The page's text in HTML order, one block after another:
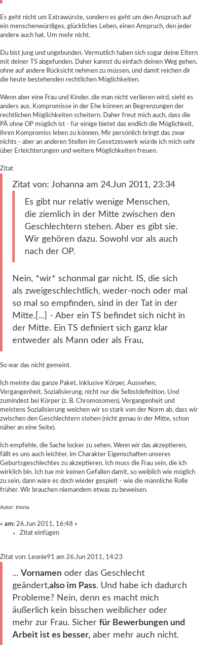
Es geht nicht um Extrawürste, sondern es geht um den Anspruch auf
ein menschenwürdiges, glückliches Leben, einen Anspruch, den jeder
andere auch hat. Um mehr nicht.
Du bist jung und ungebunden. Vermutlich haben sich sogar deine Eltern
mit deiner TS abgefunden. Daher kannst du einfach deinen Weg gehen,
ohne auf andere Rücksicht nehmen zu müssen, und damit reichen dir
die heute bestehenden rechtlichen Möglichkeiten.
Wenn aber eine Frau und Kinder, die man nicht verlieren wird, sieht es
anders aus. Kompromisse in der Ehe können an Begrenzungen der
rechtlichen Möglichkeiten scheitern. Daher freut mich auch, dass die
PÄ ohne OP möglich ist - für einige bietet das endlich die Möglichkeit,
ihren Kompromiss leben zu können. Mir persönlich bringt das zwar
nichts - aber an anderen Stellen im Gesetzeswerk würde ich mich sehr
über Erleichterungen und weitere Möglichkeiten freuen.
Zitat
Zitat von: Johanna am 24.Jun 2011, 23:34
Es gibt nur relativ wenige Menschen,
die ziemlich in der Mitte zwischen den
Geschlechtern stehen. Aber es gibt sie.
Wir gehören dazu. Sowohl vor als auch
nach der OP.
Nein, *wir* schonmal gar nicht. IS, die sich
als zweigeschlechtlich, weder-noch oder mal
so mal so empfinden, sind in der Tat in der
Mitte.[...] - Aber ein TS befindet sich nicht in
der Mitte. Ein TS definiert sich ganz klar
entweder als Mann oder als Frau,
So war das nicht gemeint.
Ich meinte das ganze Paket, inklusive Körper, Aussehen,
Vergangenheit, Sozialisierung, nicht nur die Selbstdefinition. Und
zumindest bei Körper (z. B. Chromosomen), Vergangenheit und
meistens Sozialisierung weichen wir so stark von der Norm ab, dass wir
zwischen den Geschlechtern stehen (nicht genau in der Mitte, schon
näher an eine Seite).
Ich empfehle, die Sache locker zu sehen. Wenn wir das akzeptieren,
fällt es uns auch leichter, im Charakter Eigenschaften unseres
Geburtsgeschlechtes zu akzeptieren. Ich muss die Frau sein, die ich
wirklich bin. Ich tue mir keinen Gefallen damit, so weiblich wie möglich
zu sein, dann wäre es doch wieder gespielt - wie die männliche Rolle
früher. Wir brauchen niemandem etwas zu beweisen.
Autor: triona
« am: 26.Jun 2011, 16:48 »
Zitat einfügen
Zitat von: Leonie91 am 26.Jun 2011, 14:23
... Vornamen oder das Geschlecht
geändert,also im Pass. Und habe ich dadurch
Probleme? Nein, denn es macht mich
äußerlich kein bisschen weiblicher oder
mehr zur Frau. Sicher für Bewerbungen und
Arbeit ist es besser, aber mehr auch nicht.